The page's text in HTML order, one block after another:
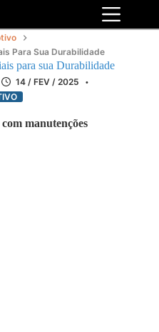
Para Sua Durabilidade
para sua Durabilidade
14 / FEV / 2025
manutenções